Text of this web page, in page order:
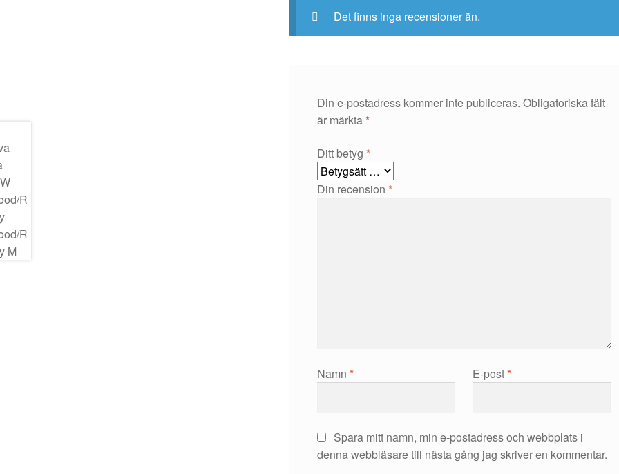
Det finns inga recensioner än.
Din e-postadress kommer inte publiceras. Obligatoriska fält
är märkta*
Ditt betyg*
Din recension*
Namn* E-post*
Spara mitt namn, min e-postadress och webbplats i
denna webbläsare till nästa gång jag skriver en kommentar.